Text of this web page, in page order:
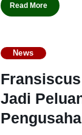
Read More
News
Jadi